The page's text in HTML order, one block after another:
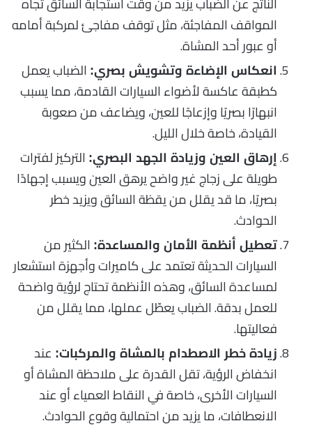
المواقف المفاجئة، مثل توقف مفاجئ لمركبة أمامه
أو عبور أحد المشاة.
انعكاس الإضاءة وتشويش بصري: الضباب يعمل
كطبقة عاكسة لأضواء السيارات القادمة، مما يسبب
انبهارًا بصريًا وإزعاجًا للعين، ويضاعف من صعوبة
القيادة، خاصة خلال الليل.
إرهاق العين وزيادة الجهد البصري: التركيز لفترات
طويلة على زجاج غير واضح يرهق العين ويسبب إجهادًا
بصريًا، ما قد يقلل من يقظة السائق ويزيد خطر
الحوادث.
تعطيل أنظمة الأمان والمساعدة: الكثير من
السيارات الحديثة تعتمد على كاميرات وأجهزة استشعار
لمساعدة السائق، وهذه الأنظمة تحتاج لرؤية واضحة
للعمل بدقة. الضباب يعطّل عملها، مما يقلل من
فعاليتها.
زيادة خطر الاصطدام بالمشاة والمركبات: عند
انخفاض الرؤية، تقل القدرة على ملاحظة المشاة أو
السيارات الأخرى، خاصة في النقاط العمياء أو عند
الانعطافات، ما يزيد من احتمالية وقوع الحوادث.